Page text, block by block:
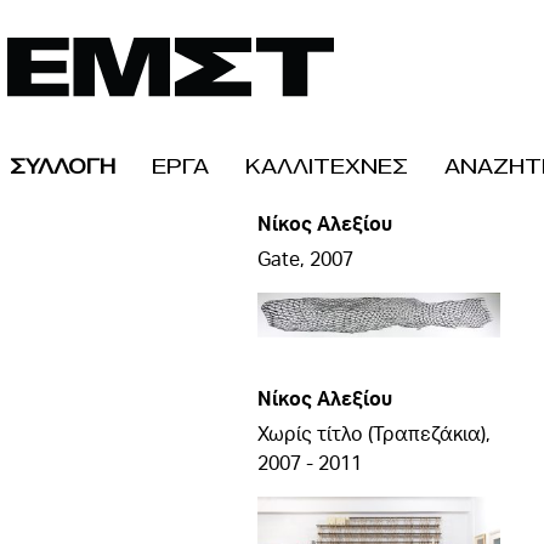
ΣΥΛΛΟΓΗ ΕΡΓΑ ΚΑΛΛΙΤΕΧΝΕΣ
Νίκος Αλεξίου
Gate, 2007
Νίκος Αλεξίου
Χωρίς τίτλο (Τραπεζάκια),
2007 - 2011